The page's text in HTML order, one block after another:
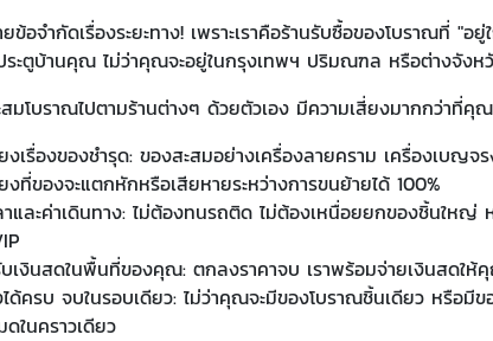
ข้อจำกัดเรื่องระยะทาง! เพราะเราคือร้านรับซื้อของโบราณที่
ะตูบ้านคุณ ไม่ว่าคุณจะอยู่ในกรุงเทพฯ ปริมณฑล หรือต่างจังห
มโบราณไปตามร้านต่างๆ ด้วยตัวเอง มีความเสี่ยงมากกว่าที่คุ
เรื่องของชำรุด: ของสะสมอย่างเครื่องลายคราม เครื่องเบญจ
งที่ของจะแตกหักหรือเสียหายระหว่างการขนย้ายได้ 100%
าและค่าเดินทาง: ไม่ต้องทนรถติด ไม่ต้องเหนื่อยยกของชิ้นใหญ่
เงินสดในพื้นที่ของคุณ: ตกลงราคาจบ เราพร้อมจ่ายเงินสดใ
ได้ครบ จบในรอบเดียว: ไม่ว่าคุณจะมีของโบราณชิ้นเดียว หรือมี
ในคราวเดียว